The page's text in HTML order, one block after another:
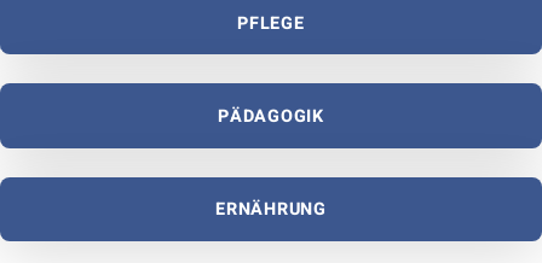
PFLEGE
PÄDAGOGIK
ERNÄHRUNG